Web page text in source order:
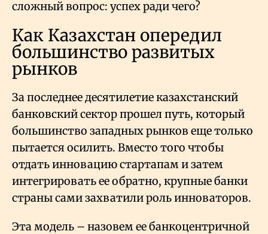
сложный вопрос: успех ради чего?
Как Казахстан опередил
большинство развитых
рынков
За последнее десятилетие казахстанский
банковский сектор прошел путь, который
большинство западных рынков еще только
пытается осилить. Вместо того чтобы
отдать инновацию стартапам и затем
интегрировать ее обратно, крупные банки
страны сами захватили роль инноваторов.
Эта модель – назовем ее банкоцентричной